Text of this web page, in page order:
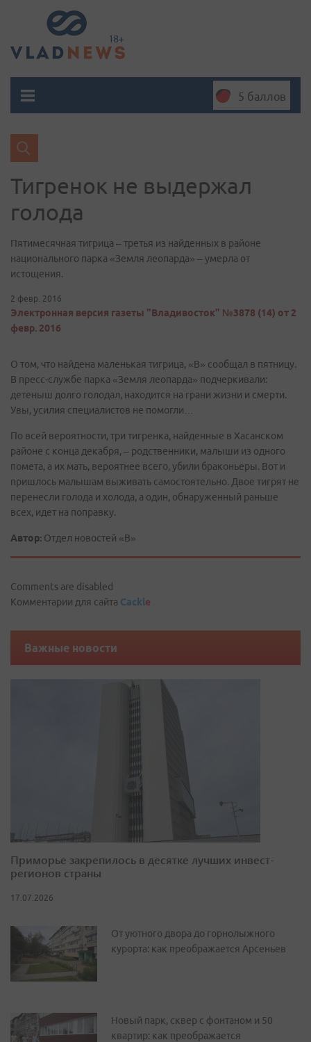
5 баллов
Тигренок не выдержал
голода
Пятимесячная тигрица – третья из найденных в районе
национального парка «Земля леопарда» – умерла от
истощения.
2 февр. 2016
Электронная версия газеты "Владивосток" №3878 (14) от 2
февр. 2016
О том, что найдена маленькая тигрица, «В» сообщал в пятницу.
В пресс-службе парка «Земля леопарда» подчеркивали:
детеныш долго голодал, находится на грани жизни и смерти.
Увы, усилия специалистов не помогли…
По всей вероятности, три тигренка, найденные в Хасанском
районе с конца декабря, – родственники, малыши из одного
помета, а их мать, вероятнее всего, убили браконьеры. Вот и
пришлось малышам выживать самостоятельно. Двое тигрят не
перенесли голода и холода, а один, обнаруженный раньше
всех, идет на поправку.
Автор: Отдел новостей «В»
Comments are disabled
Комментарии для сайта Cackle
Важные новости
Приморье закрепилось в десятке лучших инвест-
регионов страны
17.07.2026
От уютного двора до горнолыжного
курорта: как преображается Арсеньев
Новый парк, сквер с фонтаном и 50
квартир: как преображается